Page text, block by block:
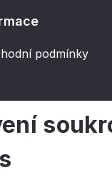
podmínky
údajů